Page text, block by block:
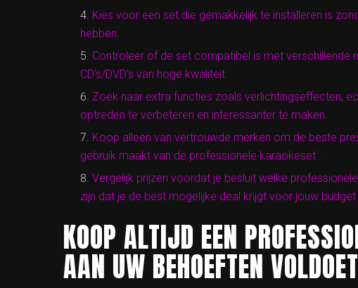
Kies voor een set die gemakkelijk te installeren is
hebben.
Controleer of de set compatibel is met verschillende
CD’s/DVD’s van hoge kwaliteit.
Zoek naar extra functies zoals verlichtingseffecten,
optreden te verbeteren en interessanter te maken.
Koop alleen van vertrouwde merken om de beste
gebruik maakt van de professionele karaokeset .
Vergelijk prijzen voordat je besluit welke
zijn dat je de best mogelijke deal krijgt voor jouw budget
KOOP ALTIJD EEN
AAN UW BEHOEFTEN